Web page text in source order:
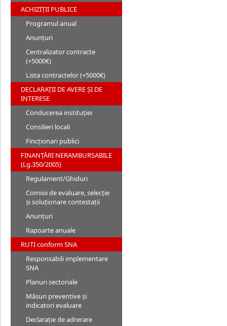
ACHIZIȚII PUBLICE
Programul anual
Anunțuri
Centralizator contracte
(+5000€)
Lista contractelor (+5000€)
DECLARAȚII DE AVERE ȘI DE
INTERESE
Conducerea instituției
Consilieri locali
Fincționari publici
FINANȚĂRI NERAMBURSABILE
(Lg.350/2005)
Regulament/Ghiduri
Comisii de evaluare, selecție
și soluționare contestații
Anunțuri
Rapoarte anuale
RUTI conform SNA
Responsabili implementare
SNA
Planuri sectoriale
Măsuri preventive și
indicatori evaluare
Declarație de adrerare